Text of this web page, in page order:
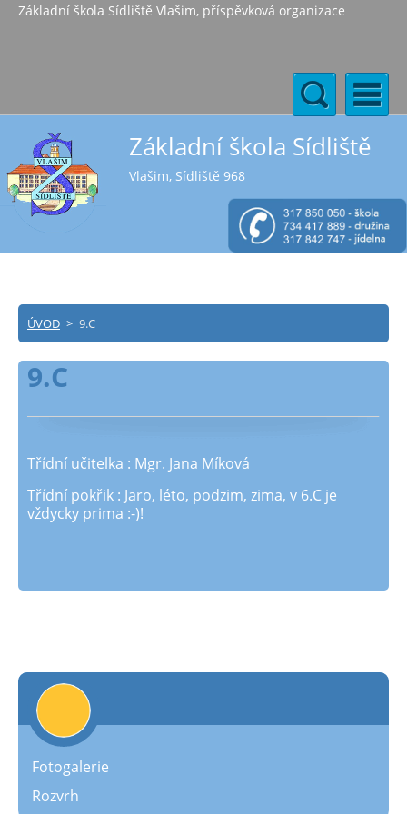
Základní škola Sídliště Vlašim, příspěvková organizace
Základní škola Sídliště
Vlašim, Sídliště 968
ÚVOD > 9.C
9.C
Třídní učitelka : Mgr. Jana Míková
Třídní pokřik : Jaro, léto, podzim, zima, v 6.C je
vždycky prima :-)!
Fotogalerie
Rozvrh